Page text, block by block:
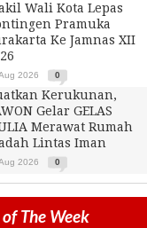
Wali Kota Lepas
Pramuka
Ke Jamnas XII
2026 0
Kerukunan,
Gelar GELAS
Merawat Rumah
Lintas Iman
2026 0
The Week